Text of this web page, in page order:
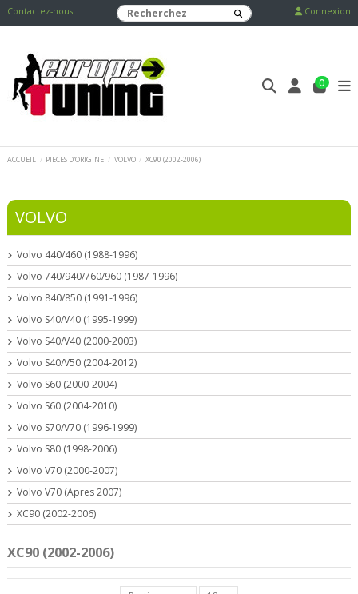
Contactez-nous Connexion
0
ACCUEIL PIECES D'ORIGINE VOLVO XC90 (2002-2006)
XC90 (2002-2006)
VOLVO
Volvo 440/460 (1988-1996)
Volvo 740/940/760/960 (1987-1996)
Volvo 840/850 (1991-1996)
Volvo S40/V40 (1995-1999)
Volvo S40/V40 (2000-2003)
Volvo S40/V50 (2004-2012)
Volvo S60 (2000-2004)
Volvo S60 (2004-2010)
Volvo S70/V70 (1996-1999)
Volvo S80 (1998-2006)
Volvo V70 (2000-2007)
Volvo V70 (Apres 2007)
XC90 (2002-2006)